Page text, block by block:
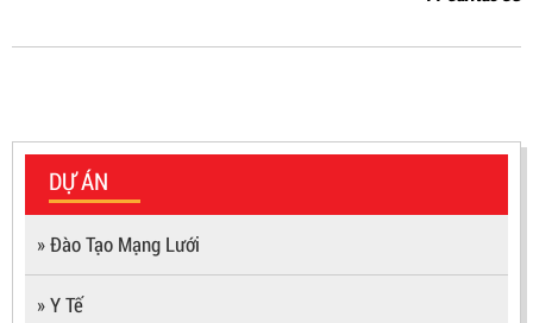
DỰ ÁN
» Đào Tạo Mạng Lưới
» Y Tế